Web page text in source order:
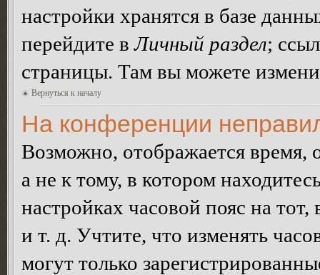
настройки хранятся в базе
перейдите вЛичный раздел;
страницы. Там вы можете
Вернуться к началу
На конференции
Возможно, отображается время,
а не к тому, в котором
настройках часовой пояс на
и т. д. Учтите, что изменять
могут только